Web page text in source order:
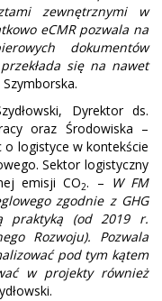
zewnętrznymi w
eCMR pozwala na
dokumentów
się na nawet
Dyrektor ds.
oraz Środowiska –
o logistyce w kontekście
Sektor logistyczny
emisji CO2. – W FM
zgodnie z GHG
praktyką (od 2019 r.
Rozwoju). Pozwala
pod tym kątem
w projekty również